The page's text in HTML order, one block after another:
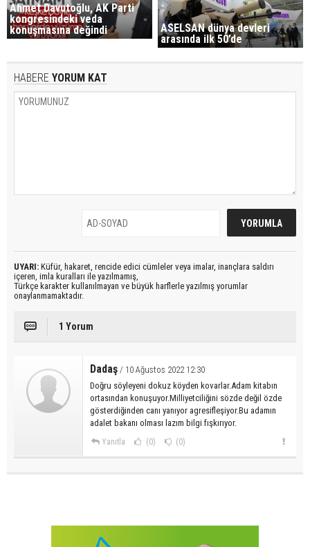
Ahmet Davutoğlu, AK Parti
kongresindeki veda
konuşmasına değindi
ASELSAN dünya devleri
arasında ilk 50’de
HABERE YORUM KAT
UYARI: Küfür, hakaret, rencide edici cümleler veya imalar, inançlara saldırı
içeren, imla kuralları ile yazılmamış,
Türkçe karakter kullanılmayan ve büyük harflerle yazılmış yorumlar
onaylanmamaktadır.
1 Yorum
Dadaş / 10 Ağustos 2022 12:30
Doğru söyleyeni dokuz köyden kovarlar.Adam kitabın
ortasından konuşuyor.Milliyetciliğini sözde değil özde
gösterdiğinden canı yanıyor agresifleşiyor.Bu adamın
adalet bakanı olması lazım bilgi fışkırıyor.
Yanıtla (0) (0)